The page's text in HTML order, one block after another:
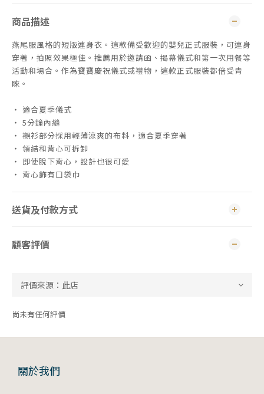
商品描述
燕尾服風格的短版連身衣。這款備受歡迎的嬰兒正式服裝，可連身
穿著，拍照效果極佳。推薦用於邀請函、揭幕儀式和第一次用餐等
活動和場合。作為寶寶慶祝儀式或禮物，這款正式服裝都倍受青
睞。
・ 適合夏季儀式
・ 5分鐘內縫
・ 襯衫部分採用輕薄涼爽的布料，適合夏季穿著
・ 領結和背心可拆卸
・ 即使脫下背心，設計也很可愛
・ 背心飾有口袋巾
送貨及付款方式
顧客評價
尚未有任何評價
關於我們